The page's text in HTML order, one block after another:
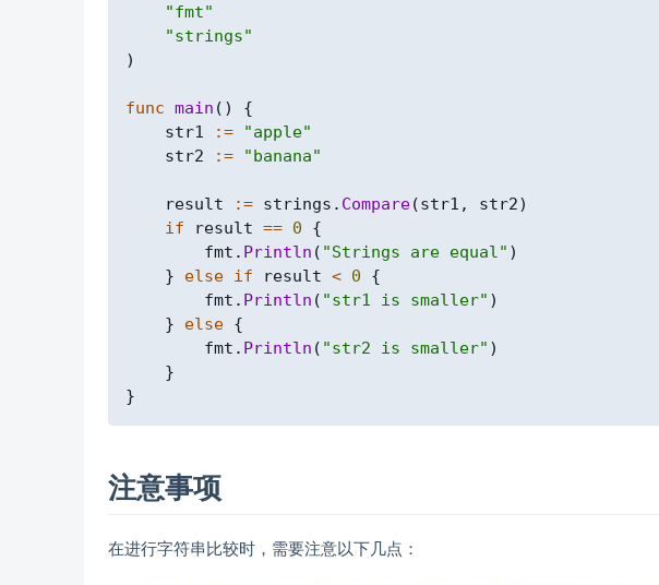
"fmt"
"strings"
)
func main ( )
{
    str1
:=
"apple"
    str2
:= "banana"
    result
:= strings . Compare(str1 , str2)
if result == 0
{
        fmt
. Println ( "Strings are equal" )
}
else if result < 0
{
        fmt
. Println ( "str1 is smaller" )
}
else {
        fmt
. Println ( "str2 is smaller" )
}
}
注意事项
在进行字符串比较时，需要注意以下几点：